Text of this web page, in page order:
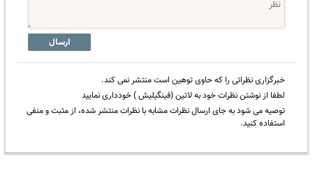
ارسال
خبرگزاری نظراتی را که حاوی توهین است منتشر نمی کند.
لطفا از نوشتن نظرات خود به لاتین (فینگیلیش ) خودداری نمایید
توصیه می شود به جای ارسال نظرات مشابه با نظرات منتشر شده، از مثبت و منفی
استفاده کنید.